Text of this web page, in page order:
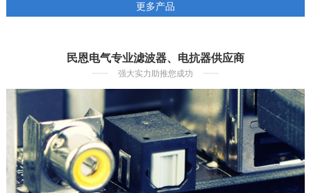
更多产品
民恩电气专业滤波器、电抗器供应商
强大实力助推您成功